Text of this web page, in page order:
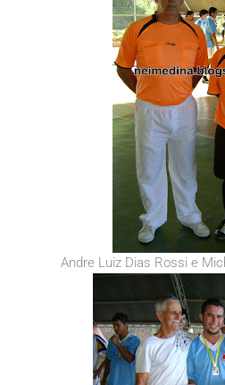
Andre Luiz Dias Rossi e